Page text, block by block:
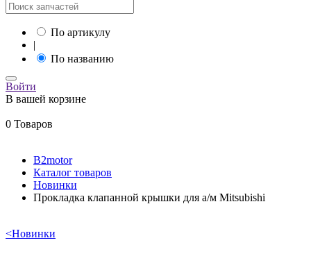
По артикулу
|
По названию
Войти
В вашей корзине
0 Товаров
B2motor
Каталог товаров
Новинки
Прокладка клапанной крышки для а/м Mitsubishi
<Новинки